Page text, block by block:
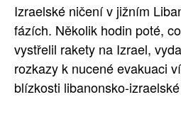
Izraelské ničení v jižním
fázích. Několik hodin poté,
vystřelil rakety na Izrael,
rozkazy k nucené evakuaci
blízkosti libanonsko-